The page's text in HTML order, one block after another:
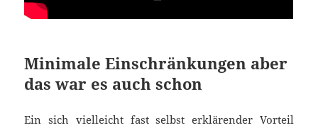
Minimale Einschränkungen aber
das war es auch schon
Ein sich vielleicht fast selbst erklärender Vorteil